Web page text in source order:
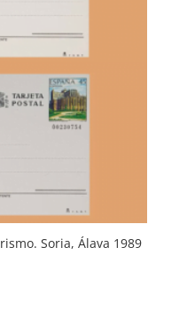
Soria, Álava 1989